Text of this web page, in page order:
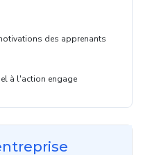
des apprenants
à l'action engage